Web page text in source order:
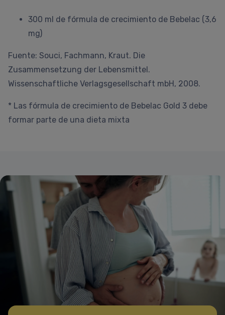
300 ml de fórmula de crecimiento de Bebelac (3,6
mg)
Fuente: Souci, Fachmann, Kraut. Die
Zusammensetzung der Lebensmittel.
Wissenschaftliche Verlagsgesellschaft mbH, 2008.
* Las fórmula de crecimiento de Bebelac Gold 3 debe
formar parte de una dieta mixta